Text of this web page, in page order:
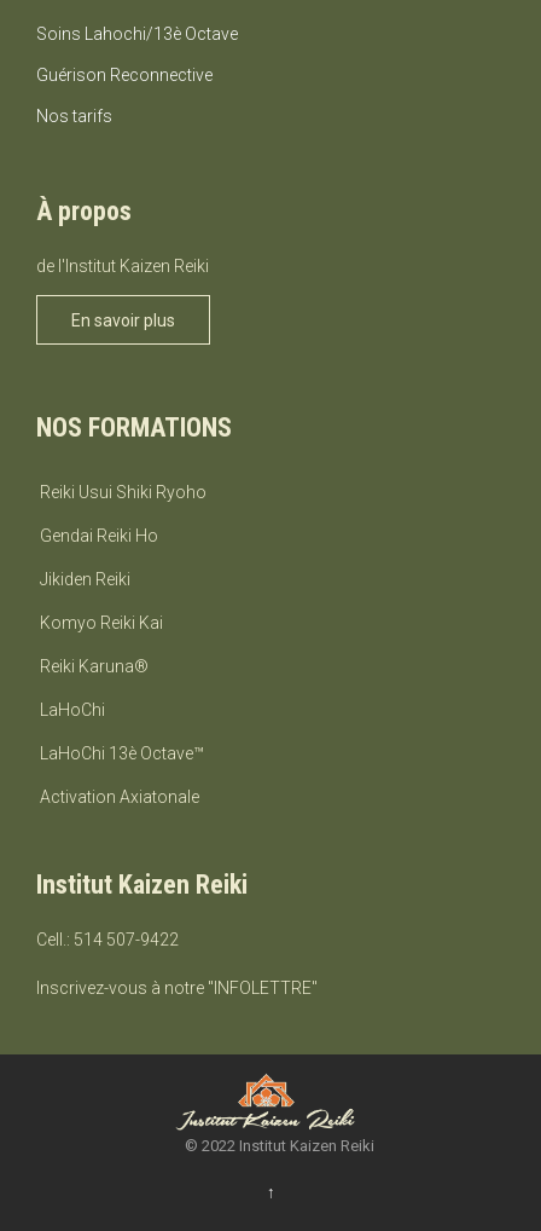
Soins Lahochi/13è Octave
Guérison Reconnective
Nos tarifs
À propos
de l'Institut Kaizen Reiki
En savoir plus
NOS FORMATIONS
Reiki Usui Shiki Ryoho
Gendai Reiki Ho
Jikiden Reiki
Komyo Reiki Kai
Reiki Karuna®
LaHoChi
LaHoChi 13è Octave™
Activation Axiatonale
Institut Kaizen Reiki
Cell.: 514 507-9422
Inscrivez-vous à notre "INFOLETTRE"
© 2022 Institut Kaizen Reiki
↑